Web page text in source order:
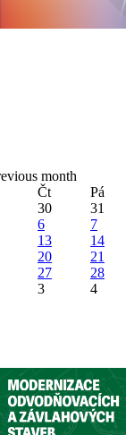
Čt Pá
30 31
6 7
13 14
20 21
27 28
3 4